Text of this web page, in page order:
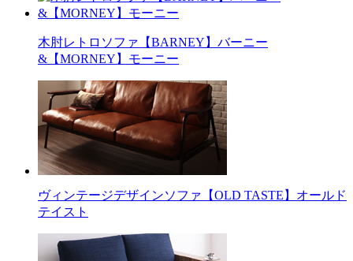
木肘レトロソファ【BARNEY】バーニー
&【MORNEY】モーニー
ヴィンテージデザインソファ【OLD TASTE】オールド
テイスト